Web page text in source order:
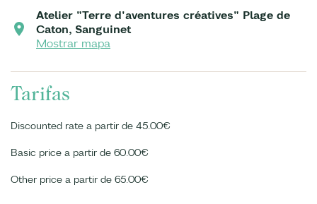
Atelier "Terre d'aventures créatives" Plage de
Caton, Sanguinet
Mostrar mapa
Tarifas
Discounted rate a partir de 45.00€
Basic price a partir de 60.00€
Other price a partir de 65.00€